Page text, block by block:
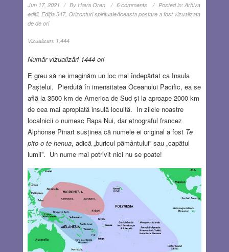
Jun 17, 2021 By Hava Oren 6 comments Posted in: Arhiva
editii, Ediţia 347, Orizonturi spiritualeAceasta postare a fost vizualizata
de de ori
Vizualizari: 1,444
Număr vizualizări 1444 ori
E greu să ne imaginăm un loc mai îndepărtat ca Insula
Paștelui. Pierdută în imensitatea Oceanului Pacific, ea se
află la 3500 km de America de Sud și la aproape 2000 km
de cea mai apropiată insulă locuită. În zilele noastre
localnicii o numesc Rapa Nui, dar etnograful francez
Alphonse Pinart susținea că numele ei original a fost Te
pito o te henua, adică „buricul pământului” sau „capătul
lumii”. Un nume mai potrivit nici nu se poate!